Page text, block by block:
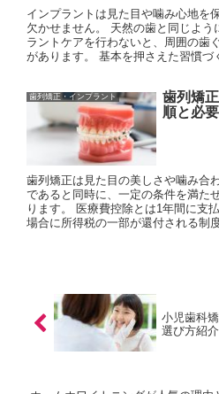
インプラントは見た目や噛み心地を
欠かせません。 天然の歯と同じよ
ラントケアを行わないと、周囲の歯
があります。 基本を押さえた習慣づ
歯列矯正・インプラント
歯列矯
順と必
歯列矯正は見た目の美しさや噛み合
であると同時に、一定の条件を満た
ります。 医療費控除とは1年間に支
場合に所得税の一部が還付される制
小児歯科
選び方紹介